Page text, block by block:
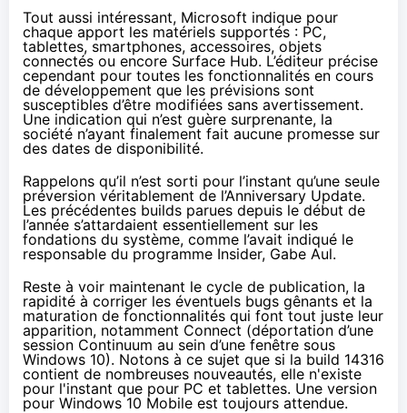
Tout aussi intéressant, Microsoft indique pour
chaque apport les matériels supportés : PC,
tablettes, smartphones, accessoires, objets
connectés ou encore Surface Hub. L’éditeur précise
cependant pour toutes les fonctionnalités en cours
de développement que les prévisions sont
susceptibles d’être modifiées sans avertissement.
Une indication qui n’est guère surprenante, la
société n’ayant finalement fait aucune promesse sur
des dates de disponibilité.
Rappelons qu’il n’est sorti pour l’instant qu’une seule
préversion véritablement de l’Anniversary Update.
Les précédentes builds parues depuis le début de
l’année s’attardaient essentiellement sur les
fondations du système, comme l’avait indiqué le
responsable du programme Insider, Gabe Aul.
Reste à voir maintenant le cycle de publication, la
rapidité à corriger les éventuels bugs gênants et la
maturation de fonctionnalités qui font tout juste leur
apparition, notamment Connect (déportation d’une
session Continuum au sein d’une fenêtre sous
Windows 10). Notons à ce sujet que si la build 14316
contient de nombreuses nouveautés, elle n'existe
pour l'instant que pour PC et tablettes. Une version
pour Windows 10 Mobile est toujours attendue.